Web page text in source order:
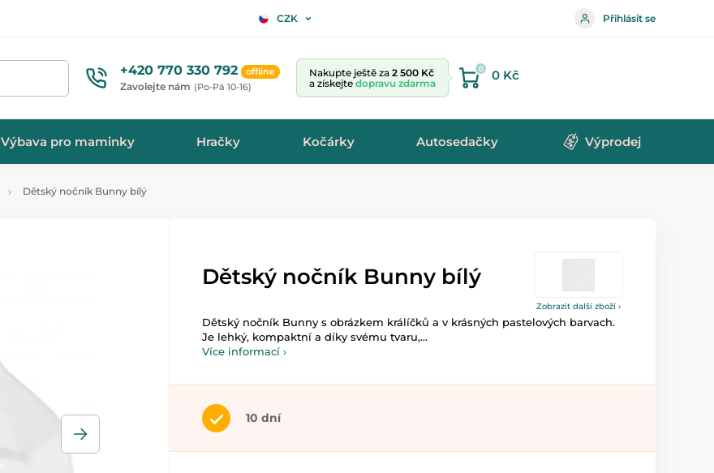
CZK Přihlásit se
+420 770 330 792 offline
Zavolejte nám (Po-Pá 10-16)
Nakupte ještě za 2 500 Kč
a získejte dopravu zdarma
0 0 Kč
Výbava pro maminky Hračky Kočárky Autosedačky Výprodej
Dětský nočník Bunny bílý
Zobrazit další zboží ›
Dětský nočník Bunny bílý
Dětský nočník Bunny s obrázkem králíčků a v krásných pastelových barvach.
Je lehký, kompaktní a díky svému tvaru,...
Více informací ›
10 dní